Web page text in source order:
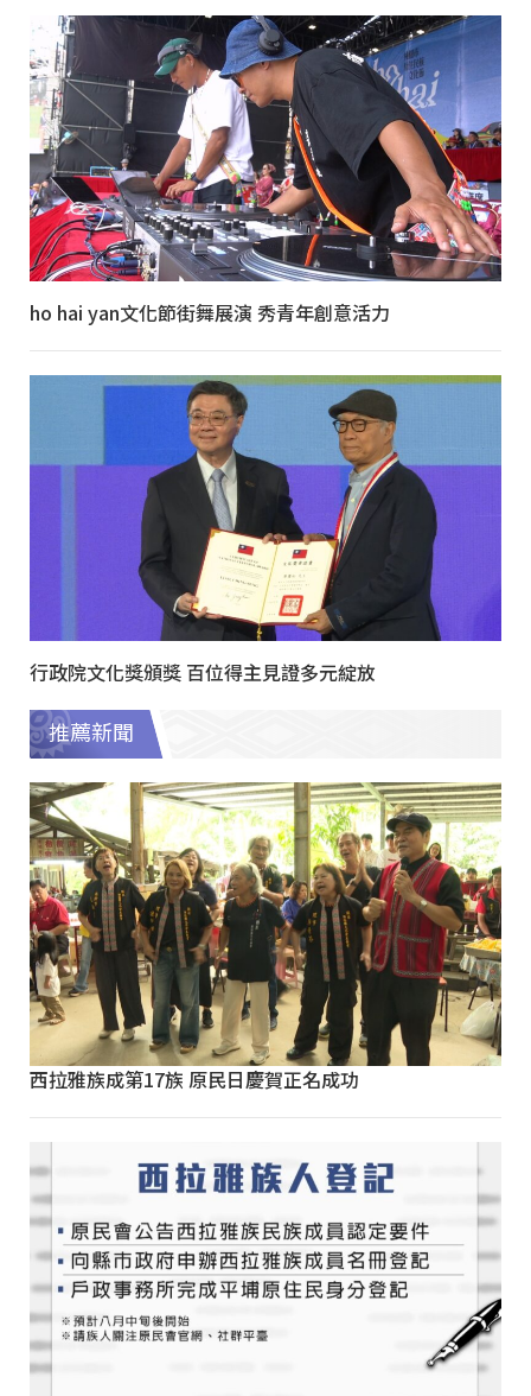
ho hai yan文化節街舞展演 秀青年創意活力
行政院文化獎頒獎 百位得主見證多元綻放
推薦新聞
西拉雅族成第17族 原民日慶賀正名成功